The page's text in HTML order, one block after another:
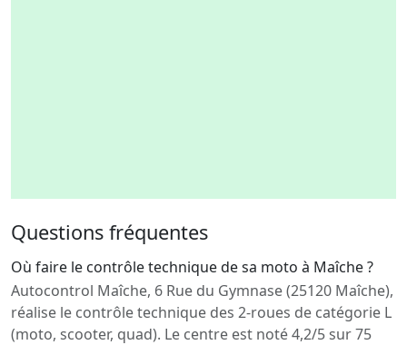
Questions fréquentes
Où faire le contrôle technique de sa moto à Maîche ?
Autocontrol Maîche, 6 Rue du Gymnase (25120 Maîche),
réalise le contrôle technique des 2-roues de catégorie L
(moto, scooter, quad). Le centre est noté 4,2/5 sur 75